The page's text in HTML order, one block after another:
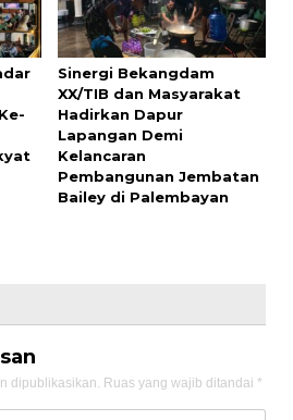
Sinergi Bekangdam
XX/TIB dan Masyarakat
Hadirkan Dapur
Lapangan Demi
Kelancaran
Pembangunan Jembatan
Bailey di Palembayan
dipublikasikan. Ruas yang wajib ditandai *